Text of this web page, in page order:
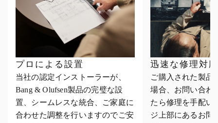
プロによる設置
当社の認定インストーラーが、
Bang & Olufsen製品の完璧な設
置、シームレスな統合、ご家庭に
合わせた調整を行いますのでご安
迅速な修理対
ご購入された製品
場合、お問い合わ
たら修理を手配い
ジ上部にあるお問